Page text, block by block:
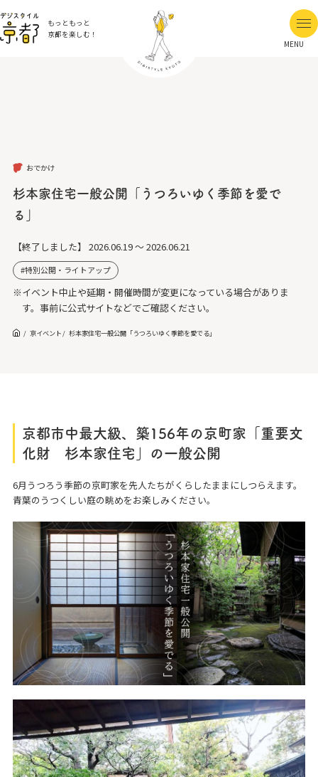
もっともっと
京都を楽しむ！
MENU
おでかけ
杉本家住宅一般公開「うつろいゆく季節を愛で
る」
【終了しました】 2026.06.19 ～ 2026.06.21
特別公開・ライトアップ
※イベント中止や延期・開催時間が変更になっている場合がありま
す。事前に公式サイトなどでご確認ください。
京イベント 杉本家住宅一般公開「うつろいゆく季節を愛でる」
京都市中最大級、築156年の京町家「重要文
化財 杉本家住宅」の一般公開
6月うつろう季節の京町家を先人たちがくらしたままにしつらえます。
青葉のうつくしい庭の眺めをお楽しみください。